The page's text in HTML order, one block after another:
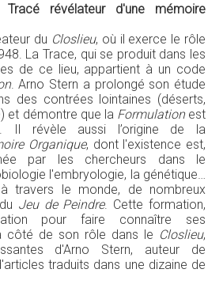
révélateur d'une mémoire
du Closlieu, où il exerce le rôle
La Trace, qui se produit dans les
de ce lieu, appartient à un code
. Arno Stern a prolongé son étude
des contrées lointaines (déserts,
et démontre que la Formulationest
Il révèle aussi l’origine de la
Organique, dont l'existence est,
par les chercheurs dans le
l'embryologie, la génétique…
travers le monde, de nombreux
Jeu de Peindre. Cette formation,
pour faire connaître ses
côté de son rôle dans le Closlieu,
d'Arno Stern, auteur de
traduits dans une dizaine de